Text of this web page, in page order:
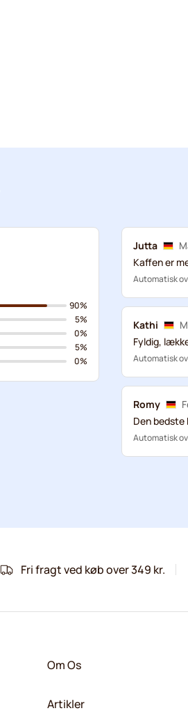
90%
5%
0%
5%
0%
Jutta
Kaffen er
Automatisk
Kathi
Fyldig,
Automatisk
Romy
Den
Automatisk
Fri fragt ved køb over 349 kr.
Om Os
Artikler